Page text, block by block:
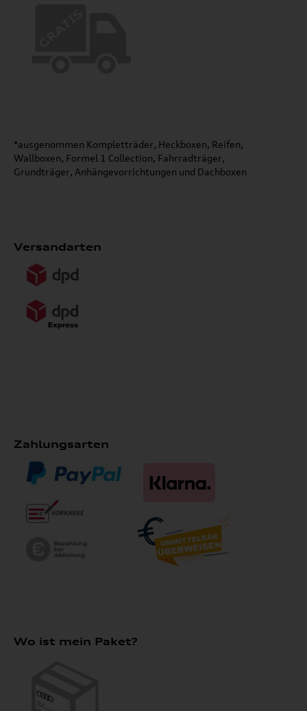
*ausgenommen Kompletträder, Heckboxen, Reifen,
Wallboxen, Formel 1 Collection, Fahrradträger,
Grundträger, Anhängevorrichtungen und Dachboxen
Versandarten
Zahlungsarten
Wo ist mein Paket?